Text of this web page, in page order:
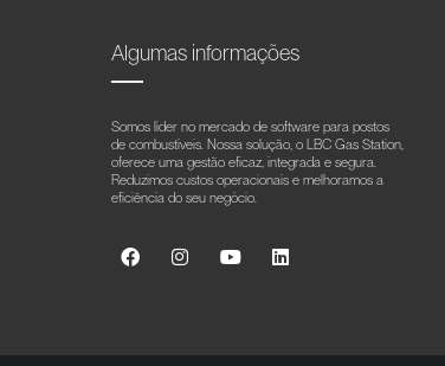
Algumas informações
Somos líder no mercado de software para postos
de combustíveis. Nossa solução, o LBC Gas Station,
oferece uma gestão eficaz, integrada e segura.
Reduzimos custos operacionais e melhoramos a
eficiência do seu negócio.